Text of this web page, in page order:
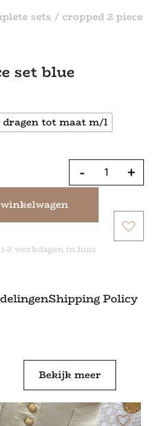
sets / cropped 2 piece
set blue
dragen tot maat m/l
- +
2 werkdagen in huis
Shipping Policy
Bekijk meer